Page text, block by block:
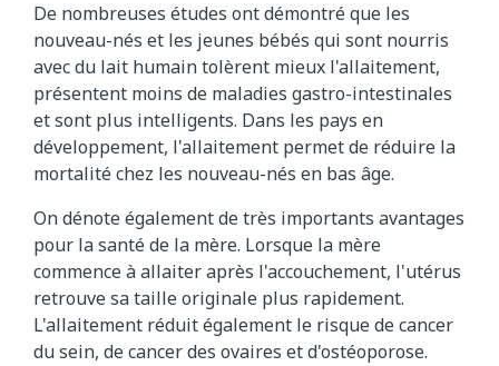
De nombreuses études ont démontré que les
nouveau-nés et les jeunes bébés qui sont nourris
avec du lait humain tolèrent mieux l'allaitement,
présentent moins de maladies gastro-intestinales
et sont plus intelligents. Dans les pays en
développement, l'allaitement permet de réduire la
mortalité chez les nouveau-nés en bas âge.
On dénote également de très importants avantages
pour la santé de la mère. Lorsque la mère
commence à allaiter après l'accouchement, l'utérus
retrouve sa taille originale plus rapidement.
L'allaitement réduit également le risque de cancer
du sein, de cancer des ovaires et d'ostéoporose.